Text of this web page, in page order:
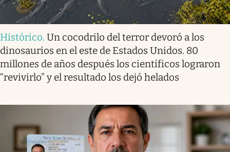
Histórico. Un cocodrilo del terror devoró a los
dinosaurios en el este de Estados Unidos. 80
millones de años después los científicos lograron
“revivirlo” y el resultado los dejó helados